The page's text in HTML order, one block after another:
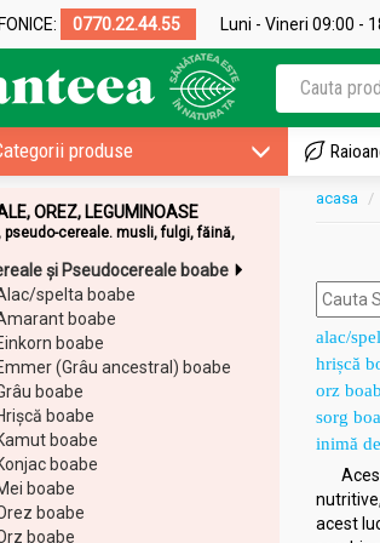
0770.22.44.55 Luni - Vineri 09:00 -
produse
OREZ, LEGUMINOASE
pseudo-cereale. musli, fulgi, făină,
și Pseudocereale boabe
spelta boabe
boabe
boabe
(Grâu ancestral) boabe
boabe
boabe
boabe
boabe
boabe
boabe
boabe
acasa
alac/
hrișcă
orz
sorg
inimă
acest